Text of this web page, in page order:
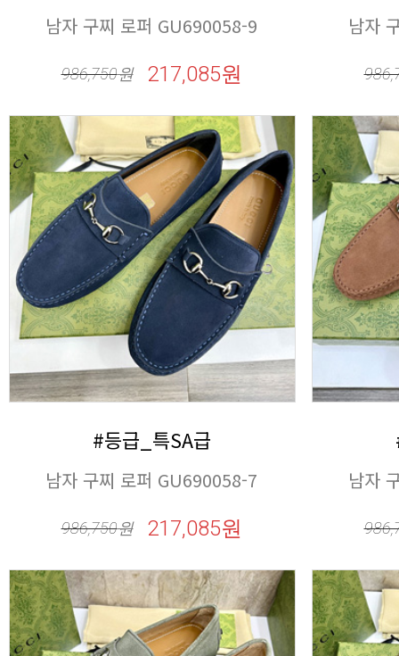
남자 구찌 로퍼 GU690058-9
986,750원 217,085원
남자
#등급_특SA급
남자 구찌 로퍼 GU690058-7
986,750원 217,085원
남자